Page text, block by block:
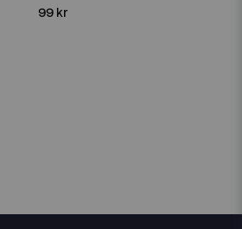
99 kr